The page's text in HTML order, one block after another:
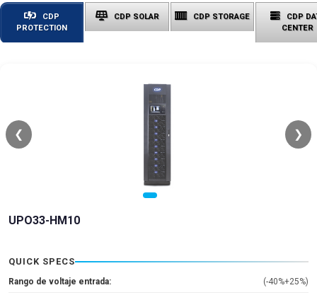
CDP
PROTECTION
CDP SOLAR CDP STORAGE
CDP
CENTER
❮ ❯
UPO33-HM10
QUICK SPECS
Rango de voltaje entrada: (-40%+25%)